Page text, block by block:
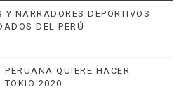
Y NARRADORES DEPORTIVOS
DEL PERÚ
PERUANA QUIERE HACER
TOKIO 2020